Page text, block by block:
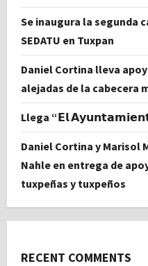
Se inaugura la segunda
SEDATU en Tuxpan
Daniel Cortina lleva
alejadas de la cabecera
Llega “𝗘𝗹
Daniel Cortina y Marisol
Nahle en entrega de
tuxpeñas y tuxpeños
RECENT COMMENTS